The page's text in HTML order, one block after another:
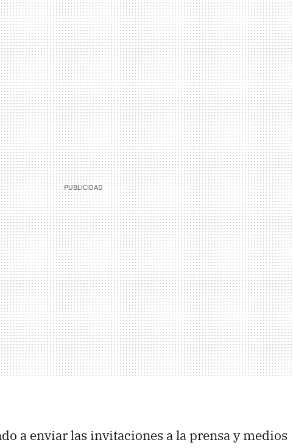
a enviar las invitaciones a la prensa y medios